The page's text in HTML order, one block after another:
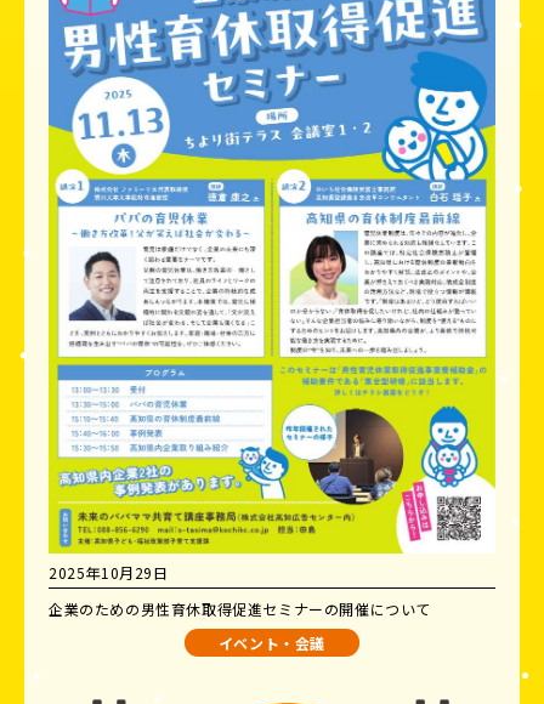
2025年10月29日
企業のための男性育休取得促進セミナーの開催について
イベント・会議